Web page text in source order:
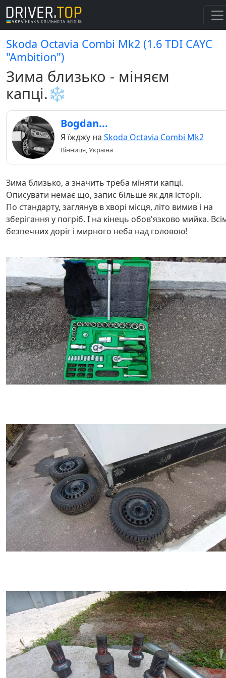
Skoda Octavia Combi Mk2 (1.6 TDI СAYC
"Ambition")
Зима близько - міняєм
капці.❄️
Bogdan...
Я їжджу на Skoda Octavia Combi Mk2
Вінниця, Україна
Зима близько, а значить треба міняти капці.
Описувати немає що, запис більше як для історії.
По стандарту, заглянув в хворі місця, літо вимив і на
зберігання у погріб. І на кінець обов'язково мийка.
безпечних доріг і мирного неба над головою!